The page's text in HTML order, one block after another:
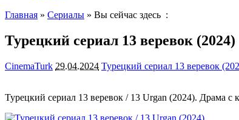
Главная » Сериалы » Вы сейчас здесь :
Турецкий сериал 13 веревок (2024)
CinemaTurk 29.04.2024 Турецкий сериал 13 веревок
Турецкий сериал 13 веревок / 13 Urgan (2024). Драма